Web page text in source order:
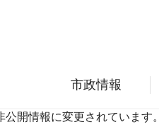
市政情報
開情報に変更されています。